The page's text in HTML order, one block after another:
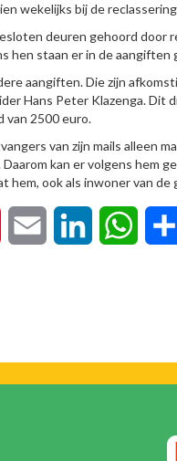
wekelijks bij de
deuren gehoord door
hen staan er in de
aangiften. Die zijn
Hans Peter Klazenga.
van 2500 euro.
van zijn mails alleen
kan er volgens hem
hem, ook als inwoner van
Pinterest Email LinkedIn